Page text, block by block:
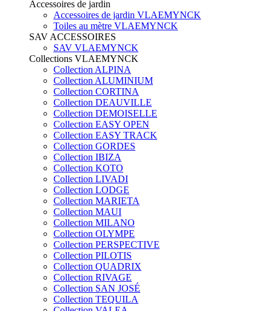
Accessoires de jardin
Accessoires de jardin VLAEMYNCK
Toiles au mètre VLAEMYNCK
SAV ACCESSOIRES
SAV VLAEMYNCK
Collections VLAEMYNCK
Collection ALPINA
Collection ALUMINIUM
Collection CORTINA
Collection DEAUVILLE
Collection DEMOISELLE
Collection EASY OPEN
Collection EASY TRACK
Collection GORDES
Collection IBIZA
Collection KOTO
Collection LIVADI
Collection LODGE
Collection MARIETA
Collection MAUI
Collection MILANO
Collection OLYMPE
Collection PERSPECTIVE
Collection PILOTIS
Collection QUADRIX
Collection RIVAGE
Collection SAN JOSÉ
Collection TEQUILA